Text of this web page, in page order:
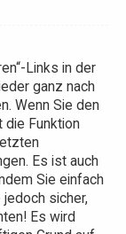
Links in der
ganz nach
Wenn Sie den
die Funktion
Es ist auch
Sie einfach
sicher,
Es wird